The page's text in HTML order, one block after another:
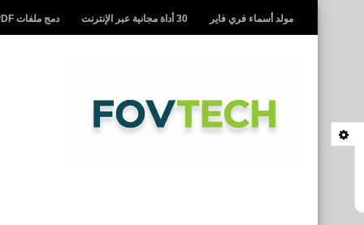
مولد أسماء فري فاير 30 أداة مجانية عبر الإنترنت دمج ملفات PDF